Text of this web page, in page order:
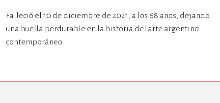
Falleció el 10 de diciembre de 2021, a los 68 años, dejando
una huella perdurable en la historia del arte argentino
contemporáneo.